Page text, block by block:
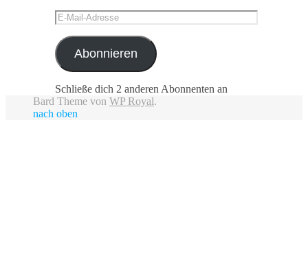
E-
Mail-
Adresse
Abonnieren
Schließe dich 2 anderen Abonnenten an
Bard Theme von WP Royal.
nach oben